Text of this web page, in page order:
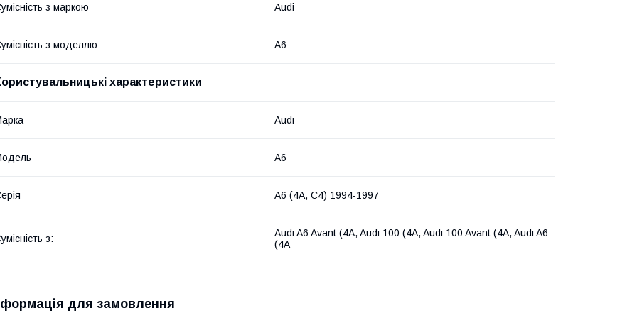
з маркою Audi
з моделлю A6
характеристики
Audi
A6
A6 (4A, C4) 1994-1997
з:
Audi A6 Avant (4A, Audi 100 (4A, Audi 100 Avant (4A, Audi A6
(4A
для замовлення